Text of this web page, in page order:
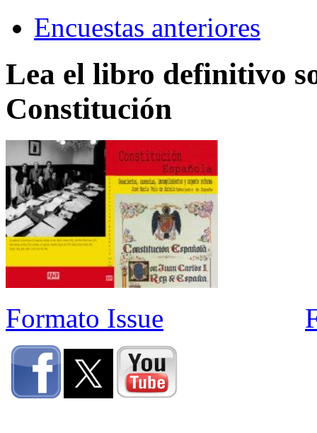
Encuestas anteriores
Lea el libro definitivo
Constitución
Formato Issue